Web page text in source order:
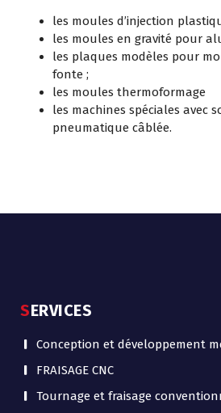
les moules d’injection
les moules en gravité pour
les plaques modèles pour
fonte ;
les moules thermoformage
les machines spéciales avec
pneumatique câblée.
SERVICES
Conception et développement
FRAISAGE CNC
Tournage et fraisage